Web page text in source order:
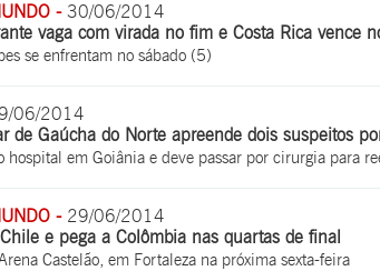
- 30/06/2014
vaga com virada no fim e Costa Rica vence
se enfrentam no sábado (5)
06/2014
de Gaúcha do Norte apreende dois suspeitos
hospital em Goiânia e deve passar por cirurgia para
- 29/06/2014
e pega a Colômbia nas quartas de final
Castelão, em Fortaleza na próxima sexta-feira